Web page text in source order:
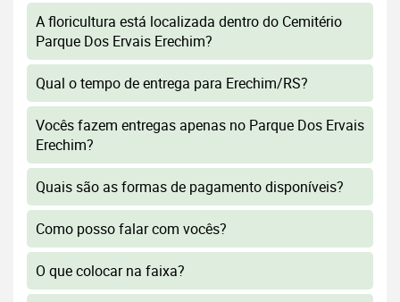
A floricultura está localizada dentro do Cemitério
Parque Dos Ervais Erechim?
Qual o tempo de entrega para Erechim/RS?
Vocês fazem entregas apenas no Parque Dos Ervais
Erechim?
Quais são as formas de pagamento disponíveis?
Como posso falar com vocês?
O que colocar na faixa?